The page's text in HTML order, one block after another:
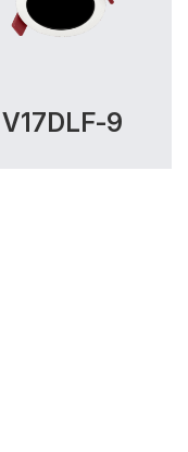
V17DLF-9